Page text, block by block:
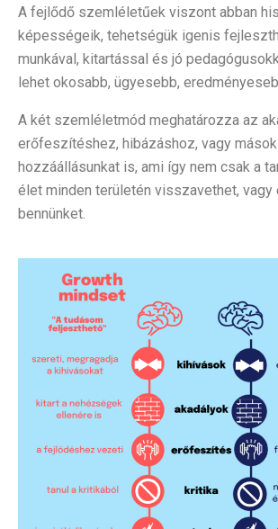
A fejlődő szemléletűek viszont abban
képességeik, tehetségük igenis
munkával, kitartással és jó
lehet okosabb, ügyesebb,
A két szemléletmód meghatározza az
erőfeszítéshez, hibázáshoz, vagy
hozzáállásunkat is, ami így nem csak a
élet minden területén visszavethet,
bennünket.